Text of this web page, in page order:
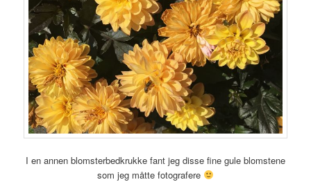
I en annen blomsterbedkrukke fant jeg disse fine gule blomstene
som jeg måtte fotografere